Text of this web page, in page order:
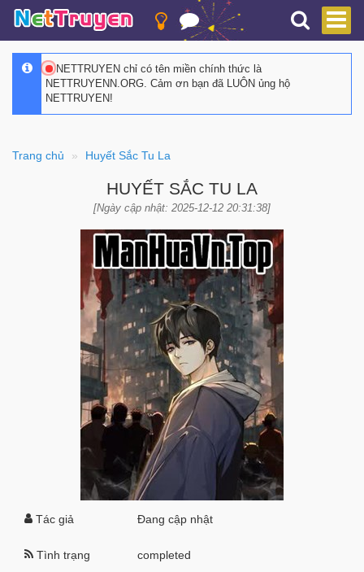
NETTRUYEN chỉ có tên miền chính thức là
NETTRUYENN.ORG. Cảm ơn bạn đã LUÔN ủng hộ
NETTRUYEN!
Trang chủ Huyết Sắc Tu La
HUYẾT SẮC TU LA
[Ngày cập nhật: 2025-12-12 20:31:38]
Tác giả Đang cập nhật
Tình trạng completed